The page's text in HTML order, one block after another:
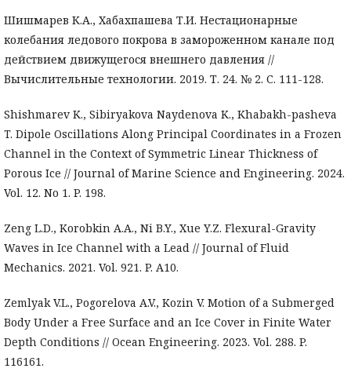
Шишмарев К.А., Хабахпашева Т.И. Нестационарные
колебания ледового покрова в замороженном канале под
действием движущегося внешнего давления //
Вычислительные технологии. 2019. Т. 24. № 2. С. 111-128.
Shishmarev K., Sibiryakova Naydenova K., Khabakh-pasheva
T. Dipole Oscillations Along Principal Coordinates in a Frozen
Channel in the Context of Symmetric Linear Thickness of
Porous Ice // Journal of Marine Science and Engineering. 2024.
Vol. 12. No 1. P. 198.
Zeng L.D., Korobkin A.A., Ni B.Y., Xue Y.Z. Flexural-Gravity
Waves in Ice Channel with a Lead // Journal of Fluid
Mechanics. 2021. Vol. 921. P. A10.
Zemlyak V.L., Pogorelova A.V., Kozin V. Motion of a Submerged
Body Under a Free Surface and an Ice Cover in Finite Water
Depth Conditions // Ocean Engineering. 2023. Vol. 288. P.
116161.